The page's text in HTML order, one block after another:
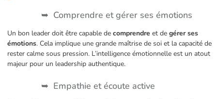
Comprendre et gérer ses émotions
Un bon leader doit être capable de comprendre et de gérer ses
émotions. Cela implique une grande maîtrise de soi et la capacité de
rester calme sous pression. L’intelligence émotionnelle est un atout
majeur pour un leadership authentique.
Empathie et écoute active